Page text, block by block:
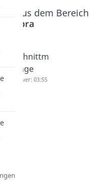
aus dem Bereich
Algebra
Schnittm
enge
Dauer: 03:55